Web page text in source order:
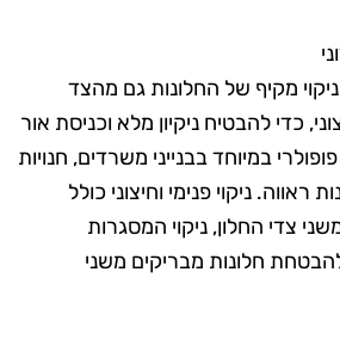
מקיף של החלונות גם מהצד
כדי להבטיח ניקיון מלא וכניסת אור
במיוחד בבנייני משרדים, חנויות
ניקוי פנימי וחיצוני כולל
צדי החלון, ניקוי המסגרות
להבטחת חלונות מבריקים משני